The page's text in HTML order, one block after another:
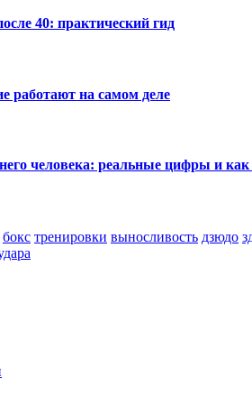
40: практический гид
работают на самом деле
человека: реальные цифры и
бокс тренировки выносливость дзюдо